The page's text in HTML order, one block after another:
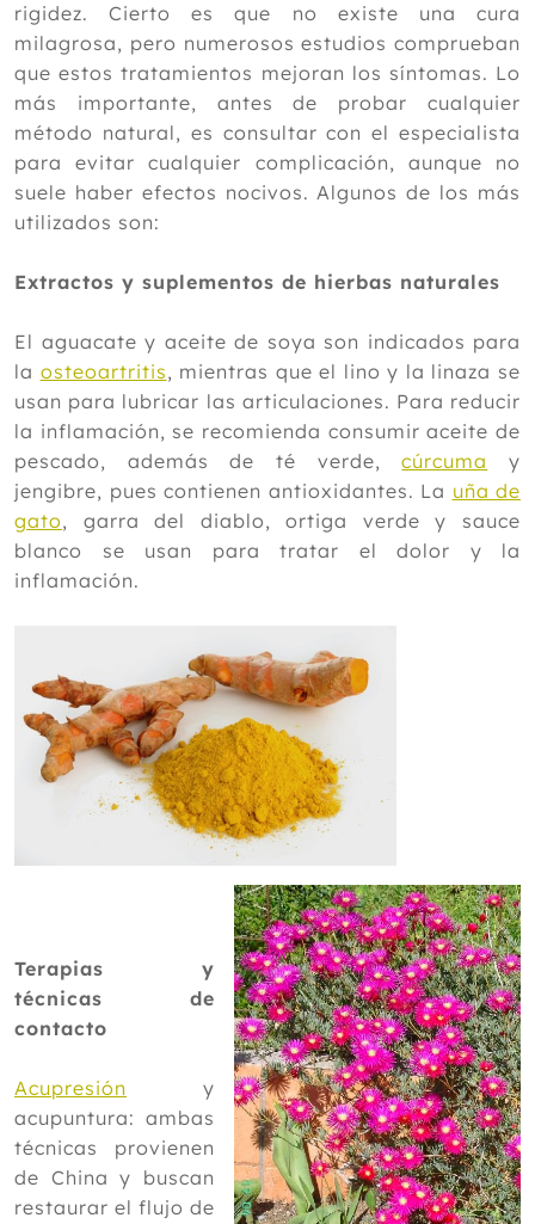
rigidez. Cierto es que no existe una cura
milagrosa, pero numerosos estudios comprueban
que estos tratamientos mejoran los síntomas. Lo
más importante, antes de probar cualquier
método natural, es consultar con el especialista
para evitar cualquier complicación, aunque no
suele haber efectos nocivos. Algunos de los más
utilizados son:
Extractos y suplementos de hierbas naturales
El aguacate y aceite de soya son indicados para
la osteoartritis, mientras que el lino y la linaza se
usan para lubricar las articulaciones. Para reducir
la inflamación, se recomienda consumir aceite de
pescado, además de té verde,cúrcuma
y
jengibre, pues contienen antioxidantes. La uña de
gato, garra del diablo, ortiga verde y sauce
blanco se usan para tratar el dolor y la
inflamación.
Terapias y
técnicas de
contacto
Acupresión y
acupuntura: ambas
técnicas provienen
de China y buscan
restaurar el flujo de